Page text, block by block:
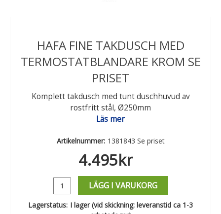
HAFA FINE TAKDUSCH MED
TERMOSTATBLANDARE KROM SE
PRISET
Komplett takdusch med tunt duschhuvud av
rostfritt stål, Ø250mm
Läs mer
Artikelnummer: 1381843 Se priset
4.495kr
LÄGG I VARUKORG
Lagerstatus: I lager (vid skickning: leveranstid ca 1-3